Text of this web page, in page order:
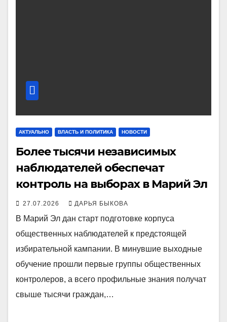
АКТУАЛЬНО ВЛАСТЬ И ПОЛИТИКА НОВОСТИ
Более тысячи независимых
наблюдателей обеспечат
контроль на выборах в Марий Эл
27.07.2026 ДАРЬЯ БЫКОВА
В Марий Эл дан старт подготовке корпуса
общественных наблюдателей к предстоящей
избирательной кампании. В минувшие выходные
обучение прошли первые группы общественных
контролеров, а всего профильные знания получат
свыше тысячи граждан,…